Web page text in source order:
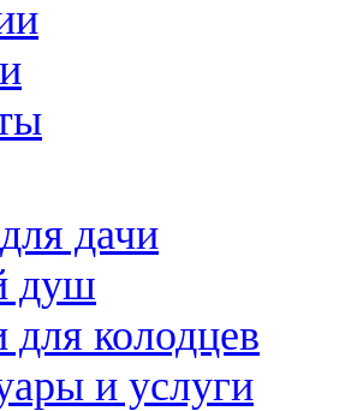
дачи
душ
колодцев
и услуги